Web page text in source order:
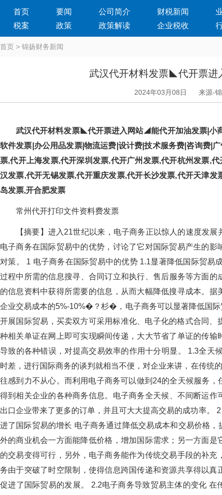
首页 要闻 公司简介 财税新闻
税案
政策 政策解读 企业税收
首页 > 锦扬财务新闻
武汉代开材料发票◣代开票
2024年03月08日 来源-
武汉代开材料发票◣代开票进入网站◢能代开加油发票|小
软件发票|办公用品发票|物流运费|设计费|技术服务费|咨询费|
票,代开上海发票,代开深圳发票,代开广州发票,代开杭州发票,
汉发票,代开无锡发票,代开重庆发票,代开长沙发票,代开天津
岛发票,开合肥发票
常州代开打印文件资料费发票
【摘要】进入21世纪以来，电子商务正以惊人的速度发
电子商务在国际贸易中的优势，讨论了它对国际贸易产生的
对策。 1 电子商务在国际贸易中的优势 1.1显著降低国际贸易
过程中所需的信息搜寻、合同订立和执行、售后服务等方
的信息资料中获得所需要的信息，从而大幅降低搜寻成本。
企业交易成本的5%-10%�？杉�，电子商务可以显著降低
开展国际贸易，买卖双方可采用标准化、电子化的格式合同、提
种相关单证在网上即可实现瞬间传递，大大节省了单证的传输
导致的各种错误，对提高交易效率的作用十分明显。 1.3全
时差，进行国际商务的谈判就相当不便，对企业来讲，在传统
往感到力不从心。而利用电子商务可以做到24的全天候服务
得到相关企业的各种商务信息。电子商务全天候、不间断
出口企业带来了更多的订单，并且可大大提高交易的成功率
进了国际贸易的增长 电子商务通过降低交易成本和交易价格，
外的商业机会一方面能降低价格，增加国际需求；另一方面是
的交易变得可行，另外，电子商务能作为传统交易手段的补充
务由于突破了时空限制，使得信息跨国传递和资源共享得以真
促进了国际贸易的发展。 2.2电子商务导致贸易主体的变化